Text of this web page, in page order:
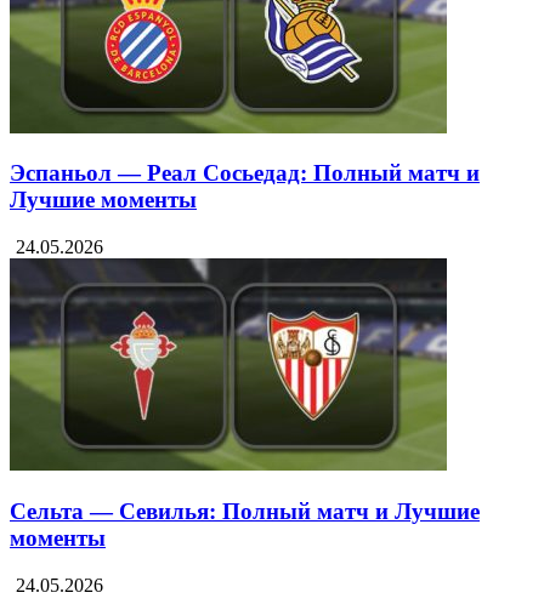
Эспаньол — Реал Сосьедад: Полный матч и
Лучшие моменты
24.05.2026
Сельта — Севилья: Полный матч и Лучшие
моменты
24.05.2026